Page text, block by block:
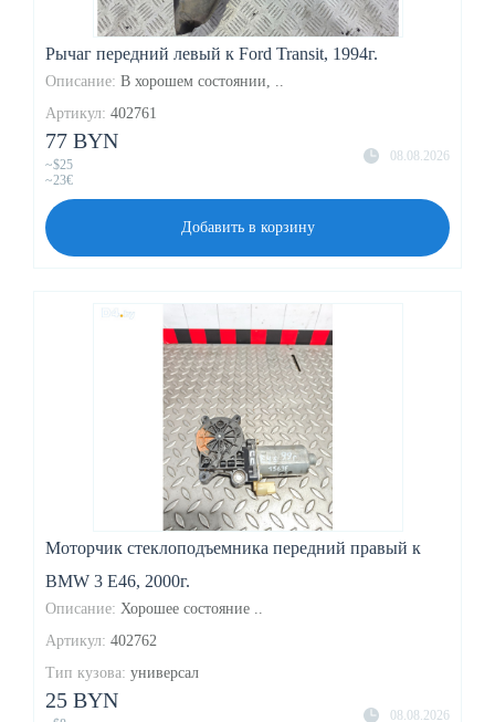
Рычаг передний левый к Ford Transit, 1994г.
Описание: В хорошем состоянии, ..
Артикул: 402761
08.08.2026
77 BYN
~$25
~23€
Добавить в корзину
Моторчик стеклоподъемника передний правый к
BMW 3 E46, 2000г.
Описание: Хорошее состояние ..
Артикул: 402762
Тип кузова: универсал
08.08.2026
25 BYN